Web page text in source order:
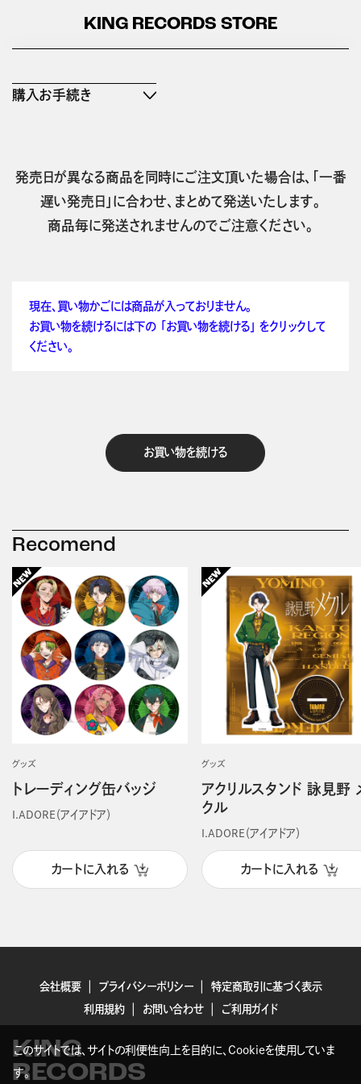
KING RECORDS STORE
購入お手続き
発売日が異なる商品を同時にご注文頂いた場合は、「一番
遅い発売日」に合わせ、まとめて発送いたします。
商品毎に発送されませんのでご注意ください。
現在、買い物かごには商品が入っておりません。
お買い物を続けるには下の 「お買い物を続ける」 をクリックして
ください。
お買い物を続ける
Recomend
グッズ
トレーディング缶バッジ
I.ADORE（アイアドア）
カートに入れる
グッズ
アクリルスタンド 詠見野
クル
I.ADORE（アイアドア）
カートに入れる
会社概要 プライバシーポリシー
特定商取引に基づく表示
利用規約
お問い合わせ ご利用ガイド
KING
RECORDS
このサイトでは、サイトの利便性向上を目的に、Cookieを使用していま
す。